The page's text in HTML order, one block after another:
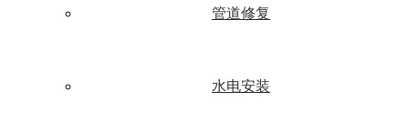
管道修复
水电安装